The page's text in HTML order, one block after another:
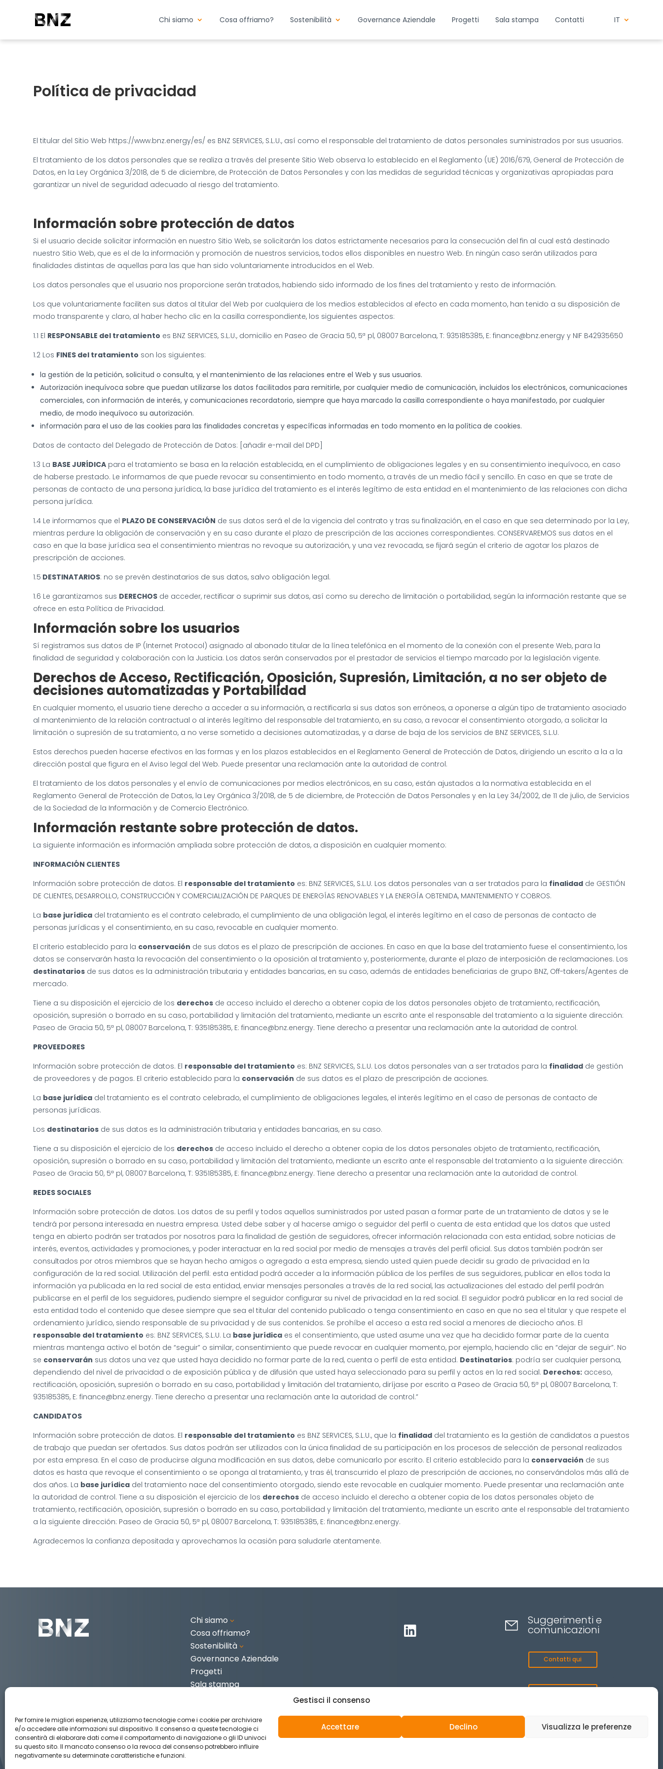
Gestisci il consenso
Per fornire le migliori esperienze, utilizziamo tecnologie come i cookie per archiviare
e/o accedere alle informazioni sul dispositivo. Il consenso a queste tecnologie ci
consentirà di elaborare dati come il comportamento di navigazione o gli ID univoci
su questo sito. Il mancato consenso o la revoca del consenso potrebbero influire
negativamente su determinate caratteristiche e funzioni.
Accettare Declino Visualizza le preferenze
Chi siamo Cosa offriamo? Sostenibilità Governance Aziendale Progetti Sala stampa Contatti IT
Política de privacidad
El titular del Sitio Web https://www.bnz.energy/es/ es BNZ SERVICES, S.L.U., así como el responsable del tratamiento de datos personales suministrados por sus usuarios.
El tratamiento de los datos personales que se realiza a través del presente Sitio Web observa lo establecido en el Reglamento (UE) 2016/679, General de Protección de
Datos, en la Ley Orgánica 3/2018, de 5 de diciembre, de Protección de Datos Personales y con las medidas de seguridad técnicas y organizativas apropiadas para
garantizar un nivel de seguridad adecuado al riesgo del tratamiento.
Información sobre protección de datos
Si el usuario decide solicitar información en nuestro Sitio Web, se solicitarán los datos estrictamente necesarios para la consecución del fin al cual está destinado
nuestro Sitio Web, que es el de la información y promoción de nuestros servicios, todos ellos disponibles en nuestro Web. En ningún caso serán utilizados para
finalidades distintas de aquellas para las que han sido voluntariamente introducidos en el Web.
Los datos personales que el usuario nos proporcione serán tratados, habiendo sido informado de los fines del tratamiento y resto de información.
Los que voluntariamente faciliten sus datos al titular del Web por cualquiera de los medios establecidos al efecto en cada momento, han tenido a su disposición de
modo transparente y claro, al haber hecho clic en la casilla correspondiente, los siguientes aspectos:
1.1 El RESPONSABLE del tratamiento es BNZ SERVICES, S.L.U., domicilio en Paseo de Gracia 50, 5ª pl, 08007 Barcelona, T: 935185385, E: finance@bnz.energy y NIF B42935650
1.2 Los FINES del tratamiento son los siguientes:
la gestión de la petición, solicitud o consulta, y el mantenimiento de las relaciones entre el Web y sus usuarios.
Autorización inequívoca sobre que puedan utilizarse los datos facilitados para remitirle, por cualquier medio de comunicación, incluidos los electrónicos, comunicaciones
comerciales, con información de interés, y comunicaciones recordatorio, siempre que haya marcado la casilla correspondiente o haya manifestado, por cualquier
medio, de modo inequívoco su autorización.
información para el uso de las cookies para las finalidades concretas y específicas informadas en todo momento en la política de cookies.
Datos de contacto del Delegado de Protección de Datos: [añadir e-mail del DPD]
1.3 La BASE JURÍDICA para el tratamiento se basa en la relación establecida, en el cumplimiento de obligaciones legales y en su consentimiento inequívoco, en caso
de haberse prestado. Le informamos de que puede revocar su consentimiento en todo momento, a través de un medio fácil y sencillo. En caso en que se trate de
personas de contacto de una persona jurídica, la base jurídica del tratamiento es el interés legítimo de esta entidad en el mantenimiento de las relaciones con dicha
persona jurídica.
1.4 Le informamos que el PLAZO DE CONSERVACIÓN de sus datos será el de la vigencia del contrato y tras su finalización, en el caso en que sea determinado por la Ley,
mientras perdure la obligación de conservación y en su caso durante el plazo de prescripción de las acciones correspondientes. CONSERVAREMOS sus datos en el
caso en que la base jurídica sea el consentimiento mientras no revoque su autorización, y una vez revocada, se fijará según el criterio de agotar los plazos de
prescripción de acciones.
1.5 DESTINATARIOS: no se prevén destinatarios de sus datos, salvo obligación legal.
1.6 Le garantizamos sus DERECHOS de acceder, rectificar o suprimir sus datos, así como su derecho de limitación o portabilidad, según la información restante que se
ofrece en esta Política de Privacidad.
Información sobre los usuarios
Sí registramos sus datos de IP (Internet Protocol) asignado al abonado titular de la línea telefónica en el momento de la conexión con el presente Web, para la
finalidad de seguridad y colaboración con la Justicia. Los datos serán conservados por el prestador de servicios el tiempo marcado por la legislación vigente.
Derechos de Acceso, Rectificación, Oposición, Supresión, Limitación, a no ser objeto de
decisiones automatizadas y Portabilidad
En cualquier momento, el usuario tiene derecho a acceder a su información, a rectificarla si sus datos son erróneos, a oponerse a algún tipo de tratamiento asociado
al mantenimiento de la relación contractual o al interés legítimo del responsable del tratamiento, en su caso, a revocar el consentimiento otorgado, a solicitar la
limitación o supresión de su tratamiento, a no verse sometido a decisiones automatizadas, y a darse de baja de los servicios de BNZ SERVICES, S.L.U.
Estos derechos pueden hacerse efectivos en las formas y en los plazos establecidos en el Reglamento General de Protección de Datos, dirigiendo un escrito a la a la
dirección postal que figura en el Aviso legal del Web. Puede presentar una reclamación ante la autoridad de control.
El tratamiento de los datos personales y el envío de comunicaciones por medios electrónicos, en su caso, están ajustados a la normativa establecida en el
Reglamento General de Protección de Datos, la Ley Orgánica 3/2018, de 5 de diciembre, de Protección de Datos Personales y en la Ley 34/2002, de 11 de julio, de Servicios
de la Sociedad de la Información y de Comercio Electrónico.
Información restantesobre protección de datos.
La siguiente información es información ampliada sobre protección de datos, a disposición en cualquier momento:
INFORMACIÓN CLIENTES
Información sobre protección de datos. El responsable del tratamiento es: BNZ SERVICES, S.L.U. Los datos personales van a ser tratados para la finalidad de GESTIÓN
DE CLIENTES, DESARROLLO, CONSTRUCCIÓN Y COMERCIALIZACIÓN DE PARQUES DE ENERGÍAS RENOVABLES Y LA ENERGÍA OBTENIDA, MANTENIMIENTO Y COBROS.
La base jurídica del tratamiento es el contrato celebrado, el cumplimiento de una obligación legal, el interés legítimo en el caso de personas de contacto de
personas jurídicas y el consentimiento, en su caso, revocable en cualquier momento.
El criterio establecido para la conservación de sus datos es el plazo de prescripción de acciones. En caso en que la base del tratamiento fuese el consentimiento, los
datos se conservarán hasta la revocación del consentimiento o la oposición al tratamiento y, posteriormente, durante el plazo de interposición de reclamaciones. Los
destinatarios de sus datos es la administración tributaria y entidades bancarias, en su caso, además de entidades beneficiarias de grupo BNZ, Off-takers/Agentes de
mercado.
Tiene a su disposición el ejercicio de los derechos de acceso incluido el derecho a obtener copia de los datos personales objeto de tratamiento, rectificación,
oposición, supresión o borrado en su caso, portabilidad y limitación del tratamiento, mediante un escrito ante el responsable del tratamiento a la siguiente dirección:
Paseo de Gracia 50, 5ª pl, 08007 Barcelona, T: 935185385, E: finance@bnz.energy. Tiene derecho a presentar una reclamación ante la autoridad de control.
PROVEEDORES
Información sobre protección de datos. El responsable del tratamiento es: BNZ SERVICES, S.L.U. Los datos personales van a ser tratados para la finalidad de gestión
de proveedores y de pagos. El criterio establecido para la conservación de sus datos es el plazo de prescripción de acciones.
La base jurídica del tratamiento es el contrato celebrado, el cumplimiento de obligaciones legales, el interés legítimo en el caso de personas de contacto de
personas jurídicas.
Los destinatarios de sus datos es la administración tributaria y entidades bancarias, en su caso.
Tiene a su disposición el ejercicio de los derechos de acceso incluido el derecho a obtener copia de los datos personales objeto de tratamiento, rectificación,
oposición, supresión o borrado en su caso, portabilidad y limitación del tratamiento, mediante un escrito ante el responsable del tratamiento a la siguiente dirección:
Paseo de Gracia 50, 5ª pl, 08007 Barcelona, T: 935185385, E: finance@bnz.energy. Tiene derecho a presentar una reclamación ante la autoridad de control.
REDES SOCIALES
Información sobre protección de datos. Los datos de su perfil y todos aquellos suministrados por usted pasan a formar parte de un tratamiento de datos y se le
tendrá por persona interesada en nuestra empresa. Usted debe saber y al hacerse amigo o seguidor del perfil o cuenta de esta entidad que los datos que usted
tenga en abierto podrán ser tratados por nosotros para la finalidad de gestión de seguidores, ofrecer información relacionada con esta entidad, sobre noticias de
interés, eventos, actividades y promociones, y poder interactuar en la red social por medio de mensajes a través del perfil oficial. Sus datos también podrán ser
consultados por otros miembros que se hayan hecho amigos o agregado a esta empresa, siendo usted quien puede decidir su grado de privacidad en la
configuración de la red social. Utilización del perfil: esta entidad podrá acceder a la información pública de los perfiles de sus seguidores, publicar en ellos toda la
información ya publicada en la red social de esta entidad, enviar mensajes personales a través de la red social, las actualizaciones del estado del perfil podrán
publicarse en el perfil de los seguidores, pudiendo siempre el seguidor configurar su nivel de privacidad en la red social. El seguidor podrá publicar en la red social de
esta entidad todo el contenido que desee siempre que sea el titular del contenido publicado o tenga consentimiento en caso en que no sea el titular y que respete el
ordenamiento jurídico, siendo responsable de su privacidad y de sus contenidos. Se prohíbe el acceso a esta red social a menores de dieciocho años. El
responsable del tratamiento es: BNZ SERVICES, S.L.U. La base jurídica es el consentimiento, que usted asume una vez que ha decidido formar parte de la cuenta
mientras mantenga activo el botón de “seguir” o similar, consentimiento que puede revocar en cualquier momento, por ejemplo, haciendo clic en “dejar de seguir”. No
se conservarán sus datos una vez que usted haya decidido no formar parte de la red, cuenta o perfil de esta entidad. Destinatarios: podría ser cualquier persona,
dependiendo del nivel de privacidad o de exposición pública y de difusión que usted haya seleccionado para su perfil y actos en la red social. Derechos: acceso,
rectificación, oposición, supresión o borrado en su caso, portabilidad y limitación del tratamiento, diríjase por escrito a Paseo de Gracia 50, 5ª pl, 08007 Barcelona, T:
935185385, E: finance@bnz.energy. Tiene derecho a presentar una reclamación ante la autoridad de control.”
CANDIDATOS
Información sobre protección de datos. El responsable del tratamiento es BNZ SERVICES, S.L.U., que la finalidad del tratamiento es la gestión de candidatos a puestos
de trabajo que puedan ser ofertados. Sus datos podrán ser utilizados con la única finalidad de su participación en los procesos de selección de personal realizados
por esta empresa. En el caso de producirse alguna modificación en sus datos, debe comunicarlo por escrito. El criterio establecido para la conservación de sus
datos es hasta que revoque el consentimiento o se oponga al tratamiento, y tras él, transcurrido el plazo de prescripción de acciones, no conservándolos más allá de
dos años. La base jurídica del tratamiento nace del consentimiento otorgado, siendo este revocable en cualquier momento. Puede presentar una reclamación ante
la autoridad de control. Tiene a su disposición el ejercicio de los derechos de acceso incluido el derecho a obtener copia de los datos personales objeto de
tratamiento, rectificación, oposición, supresión o borrado en su caso, portabilidad y limitación del tratamiento, mediante un escrito ante el responsable del tratamiento
a la siguiente dirección: Paseo de Gracia 50, 5ª pl, 08007 Barcelona, T: 935185385, E: finance@bnz.energy.
Agradecemos la confianza depositada y aprovechamos la ocasión para saludarle atentamente.
Chi siamo 3
Cosa offriamo?
Sostenibilità 3
Governance Aziendale
Progetti
Sala stampa

Suggerimenti e
comunicazioni
Contatti qui
Aviso legal Política de privacidad Política de Cookies